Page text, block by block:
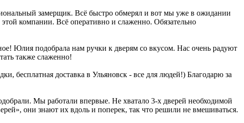
замерщик. Всё быстро обмерял и вот мы уже в ожидании
компании. Всё оперативно и слаженно. Обязательно
Юлия подобрала нам ручки к дверям со вкусом. Нас очень радуют
также слаженно!
бесплатная доставка в Ульяновск - все для людей!) Благодарю за
Мы работали впервые. Не хватало 3-х дверей необходимой
они знают их вдоль и поперек, так что решили не вмешиваться.